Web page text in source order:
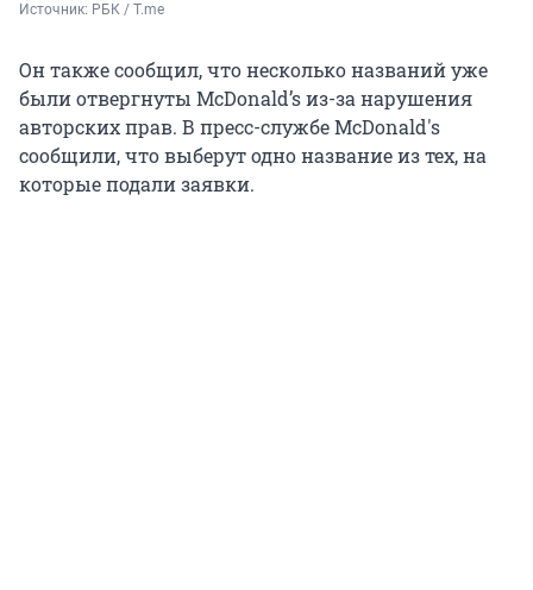
Источник: РБК / T.me
Он также сообщил, что несколько названий уже
были отвергнуты McDonald’s из-за нарушения
авторских прав. В пресс-службе McDonald's
сообщили, что выберут одно название из тех, на
которые подали заявки.